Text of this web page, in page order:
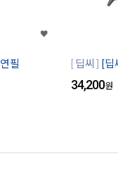
필 딥씨 [딥
34,200원